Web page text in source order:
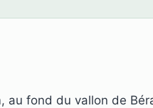
au fond du vallon de